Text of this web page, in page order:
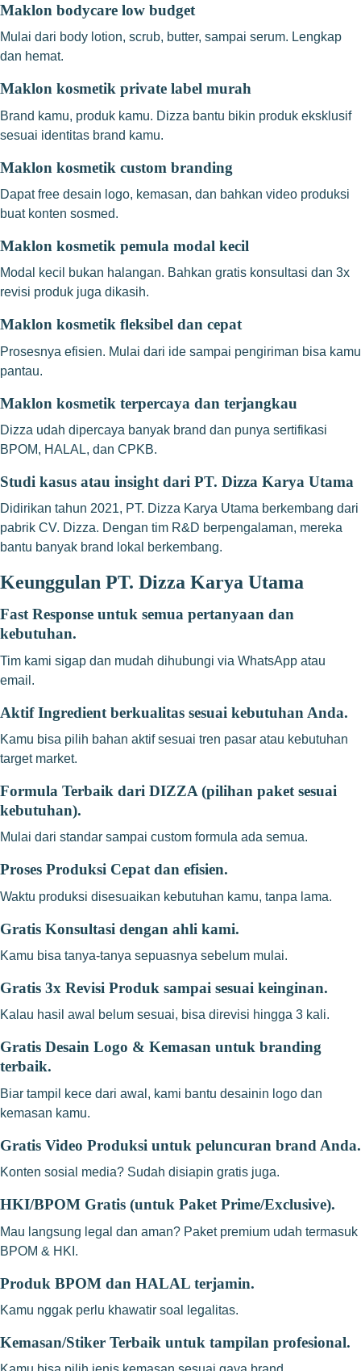
Maklon bodycare low budget
Mulai dari body lotion, scrub, butter, sampai serum. Lengkap
dan hemat.
Maklon kosmetik private label murah
Brand kamu, produk kamu. Dizza bantu bikin produk eksklusif
sesuai identitas brand kamu.
Maklon kosmetik custom branding
Dapat free desain logo, kemasan, dan bahkan video produksi
buat konten sosmed.
Maklon kosmetik pemula modal kecil
Modal kecil bukan halangan. Bahkan gratis konsultasi dan 3x
revisi produk juga dikasih.
Maklon kosmetik fleksibel dan cepat
Prosesnya efisien. Mulai dari ide sampai pengiriman bisa kamu
pantau.
Maklon kosmetik terpercaya dan terjangkau
Dizza udah dipercaya banyak brand dan punya sertifikasi
BPOM, HALAL, dan CPKB.
Studi kasus atau insight dari PT. Dizza Karya Utama
Didirikan tahun 2021, PT. Dizza Karya Utama berkembang dari
pabrik CV. Dizza. Dengan tim R&D berpengalaman, mereka
bantu banyak brand lokal berkembang.
Keunggulan PT. Dizza Karya Utama
Fast Response untuk semua pertanyaan dan
kebutuhan.
Tim kami sigap dan mudah dihubungi via WhatsApp atau
email.
Aktif Ingredient berkualitas sesuai kebutuhan Anda.
Kamu bisa pilih bahan aktif sesuai tren pasar atau kebutuhan
target market.
Formula Terbaik dari DIZZA (pilihan paket sesuai
kebutuhan).
Mulai dari standar sampai custom formula ada semua.
Proses Produksi Cepat dan efisien.
Waktu produksi disesuaikan kebutuhan kamu, tanpa lama.
Gratis Konsultasi dengan ahli kami.
Kamu bisa tanya-tanya sepuasnya sebelum mulai.
Gratis 3x Revisi Produk sampai sesuai keinginan.
Kalau hasil awal belum sesuai, bisa direvisi hingga 3 kali.
Gratis Desain Logo & Kemasan untuk branding
terbaik.
Biar tampil kece dari awal, kami bantu desainin logo dan
kemasan kamu.
Gratis Video Produksi untuk peluncuran brand Anda.
Konten sosial media? Sudah disiapin gratis juga.
HKI/BPOM Gratis (untuk Paket Prime/Exclusive).
Mau langsung legal dan aman? Paket premium udah termasuk
BPOM & HKI.
Produk BPOM dan HALAL terjamin.
Kamu nggak perlu khawatir soal legalitas.
Kemasan/Stiker Terbaik untuk tampilan profesional.